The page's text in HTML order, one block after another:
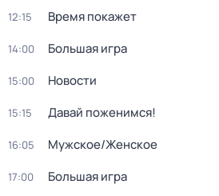
12:15 Время покажет
14:00 Большая игра
15:00 Новости
15:15 Давай поженимся!
16:05 Мужское/Женское
17:00 Большая игра